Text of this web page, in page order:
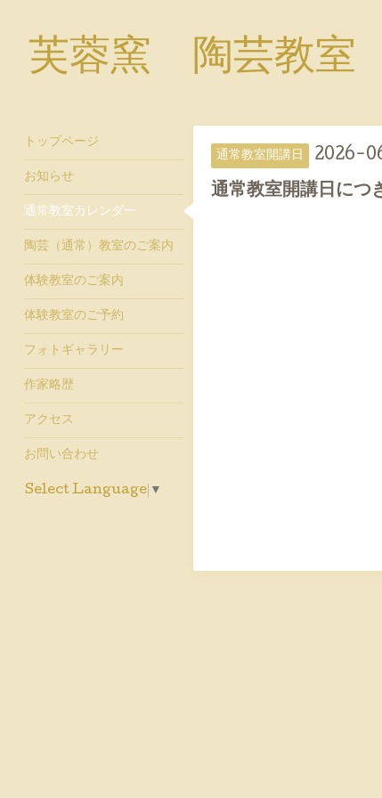
芙蓉窯 陶芸教室
通常教室開講日 2026-
通常教室開講日につ
トップページ
お知らせ
通常教室カレンダー
陶芸（通常）教室のご案内
体験教室のご案内
体験教室のご予約
フォトギャラリー
作家略歴
アクセス
お問い合わせ
Select Language ▼